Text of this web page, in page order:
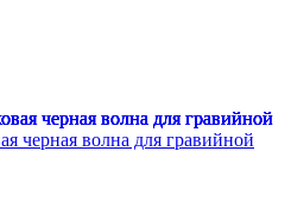
черная волна для гравийной